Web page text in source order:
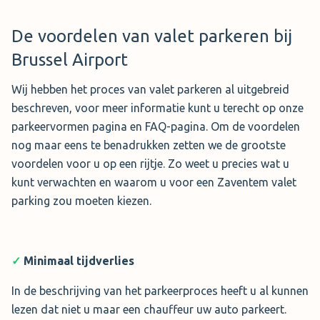
Star Parking Valet
Op zoek naar een vlugge
valetservice? Kijk dan eens naar
Star Parking Valet
. Parkeren
inclusief valetservice doet u 24 uur
per dag, waarbij u direct bij de
luchthaven uit uw auto stapt. Tijdens het reserveren kunt
u een overdekte plaats reserveren, maar u kunt ook op
Parkeerterrein: Overdekt mogelijk
Openingstijden
: 24/7
Service:Auto wassen mogelijk
De voordelen van valet parkeren bij
Brussel Airport
Wij hebben het proces van valet parkeren al uitgebreid
beschreven, voor meer informatie kunt u terecht op onze
parkeervormen pagina en FAQ-pagina. Om de voordelen
nog maar eens te benadrukken zetten we de grootste
voordelen voor u op een rijtje. Zo weet u precies wat u
kunt verwachten en waarom u voor een Zaventem valet
parking zou moeten kiezen.
✓ Minimaal tijdverlies
In de beschrijving van het parkeerproces heeft u al kunnen
lezen dat niet u maar een chauffeur uw auto parkeert.